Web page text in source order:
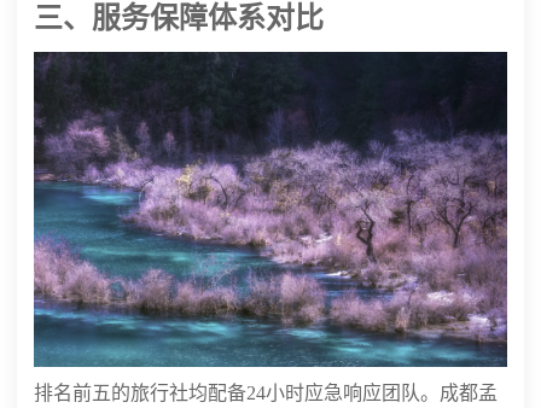
三、服务保障体系对比
排名前五的旅行社均配备24小时应急响应团队。成都孟